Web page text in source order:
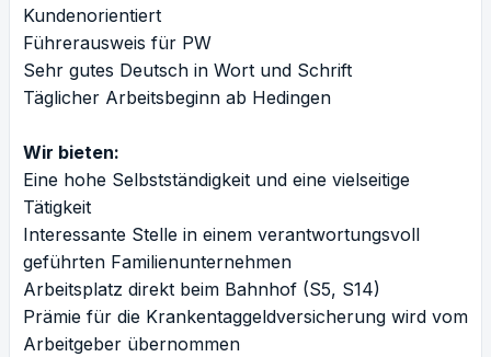
Kundenorientiert
Führerausweis für PW
Sehr gutes Deutsch in Wort und Schrift
Täglicher Arbeitsbeginn ab Hedingen
Wir bieten:
Eine hohe Selbstständigkeit und eine vielseitige
Tätigkeit
Interessante Stelle in einem verantwortungsvoll
geführten Familienunternehmen
Arbeitsplatz direkt beim Bahnhof (S5, S14)
Prämie für die Krankentaggeldversicherung wird vom
Arbeitgeber übernommen